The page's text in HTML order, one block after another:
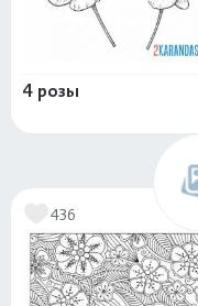
4 розы
436